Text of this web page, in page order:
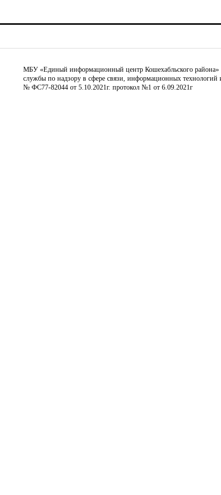
МБУ «Единый информационный центр Кошехабльского района»
службы по надзору в сфере связи, информационных
№ ФС77-82044 от 5.10.2021г. протокол №1 от 6.09.2021г